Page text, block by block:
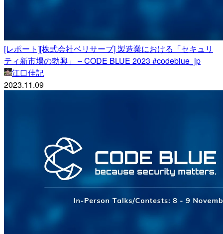
[レポート][株式会社ベリサーブ] 製造業における「セキュリ
ティ新市場の勃興」​​ – CODE BLUE 2023 #codeblue_jp
江口佳記
2023.11.09